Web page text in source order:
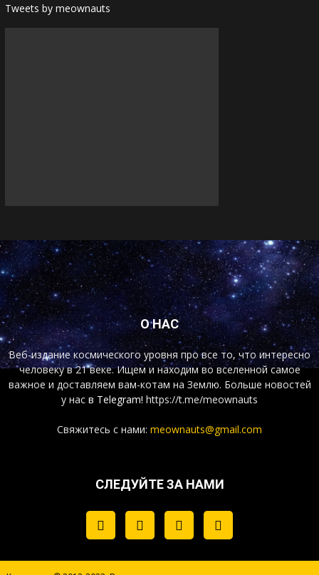
Tweets by meownauts
О НАС
Веб-издание космического уровня про все то, что интересно
человеку в 21 веке. Ищем и находим во вселенной самое
важное и доставляем вам-котам на Землю. Больше новостей
у нас в Telegram! https://t.me/meownauts
Свяжитесь с нами: meownauts@gmail.com
СЛЕДУЙТЕ ЗА НАМИ